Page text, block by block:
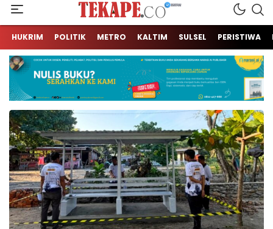
Tekape.co
Jendela Informasi Kita
HUKRIM POLITIK METRO KALTIM SULSEL PERISTIWA